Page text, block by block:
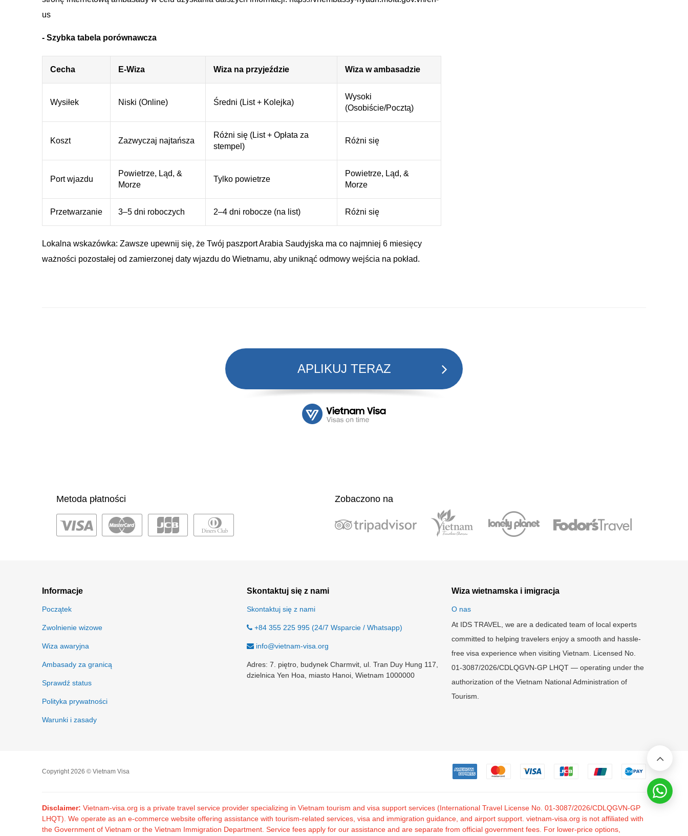
us
- Szybka tabela porównawcza
Cecha E-Wiza Wiza na przyjeździe Wiza w ambasadzie
Wysiłek Niski (Online) Średni (List + Kolejka)
Wysoki
(Osobiście/Pocztą)
Koszt Zazwyczaj najtańsza
Różni się (List + Opłata za
stempel)
Różni się
Port wjazdu
Powietrze, Ląd, &
Morze
Tylko powietrze
Powietrze, Ląd, &
Morze
Przetwarzanie 3–5 dni roboczych 2–4 dni robocze (na list) Różni się
Lokalna wskazówka: Zawsze upewnij się, że Twój paszport Arabia Saudyjska ma co najmniej 6 miesięcy
ważności pozostałej od zamierzonej daty wjazdu do Wietnamu, aby uniknąć odmowy wejścia na pokład.
APLIKUJ TERAZ
Metoda płatności Zobaczono na
Informacje
Początek
Zwolnienie wizowe
Wiza awaryjna
Ambasady za granicą
Sprawdź status
Polityka prywatności
Warunki i zasady
Skontaktuj się z nami
Skontaktuj się z nami
+84 355 225 995 (24/7 Wsparcie / Whatsapp)
info@vietnam-visa.org
Adres: 7. piętro, budynek Charmvit, ul. Tran Duy Hung 117,
dzielnica Yen Hoa, miasto Hanoi, Wietnam 1000000
Wiza wietnamska i imigracja
O nas
At IDS TRAVEL, we are a dedicated team of local experts
committed to helping travelers enjoy a smooth and hassle-
free visa experience when visiting Vietnam. Licensed No.
01-3087/2026/CDLQGVN-GP LHQT — operating under the
authorization of the Vietnam National Administration of
Tourism.
Copyright 2026 © Vietnam Visa
Disclaimer: Vietnam-visa.org is a private travel service provider specializing in Vietnam tourism and visa support services (International Travel License No. 01-3087/2026/CDLQGVN-GP
LHQT). We operate as an e-commerce website offering assistance with tourism-related services, visa and immigration guidance, and airport support. vietnam-visa.org is not affiliated with
the Government of Vietnam or the Vietnam Immigration Department. Service fees apply for our assistance and are separate from official government fees. For lower-price options,